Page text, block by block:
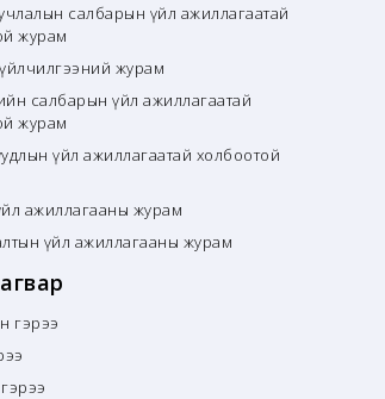
салбарын үйл ажиллагаатай
журам
журам
салбарын үйл ажиллагаатай
журам
үйл ажиллагаатай холбоотой
ажиллагааны журам
үйл ажиллагааны журам
гэрээ